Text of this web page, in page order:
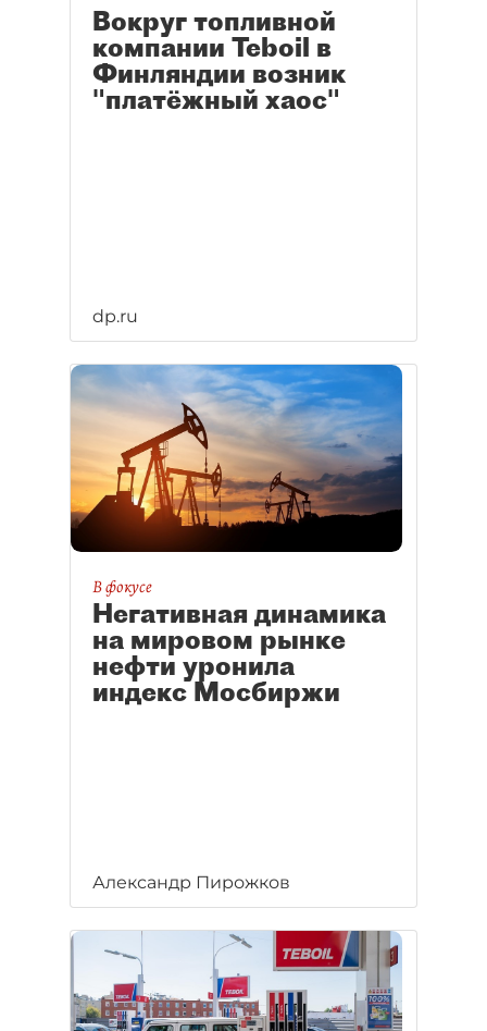
Вокруг топливной
компании Teboil в
Финляндии возник
"платёжный хаос"
dp.ru
В фокусе
Негативная динамика
на мировом рынке
нефти уронила
индекс Мосбиржи
Александр Пирожков